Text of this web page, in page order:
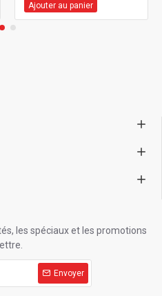
Ajouter au panier
les spéciaux et les promotions
Envoyer